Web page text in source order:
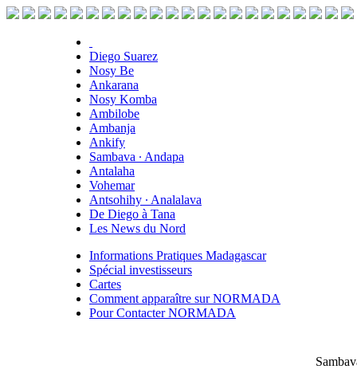
Diego Suarez
Nosy Be
Ankarana
Nosy Komba
Ambilobe
Ambanja
Ankify
Sambava ∙ Andapa
Antalaha
Vohemar
Antsohihy ∙ Analalava
De Diego à Tana
Les News du Nord
Informations Pratiques Madagascar
Spécial investisseurs
Cartes
Comment apparaître sur NORMADA
Pour Contacter NORMADA